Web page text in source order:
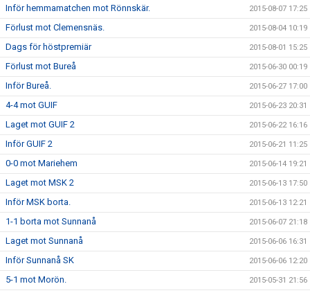
Inför hemmamatchen mot Rönnskär. 2015-08-07 17:25
Förlust mot Clemensnäs. 2015-08-04 10:19
Dags för höstpremiär 2015-08-01 15:25
Förlust mot Bureå 2015-06-30 00:19
Inför Bureå. 2015-06-27 17:00
4-4 mot GUIF 2015-06-23 20:31
Laget mot GUIF 2 2015-06-22 16:16
Inför GUIF 2 2015-06-21 11:25
0-0 mot Mariehem 2015-06-14 19:21
Laget mot MSK 2 2015-06-13 17:50
Inför MSK borta. 2015-06-13 12:21
1-1 borta mot Sunnanå 2015-06-07 21:18
Laget mot Sunnanå 2015-06-06 16:31
Inför Sunnanå SK 2015-06-06 12:20
5-1 mot Morön. 2015-05-31 21:56